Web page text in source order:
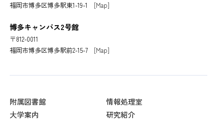
福岡市博多区博多駅東1-19-1 [Map]
博多キャンパス2号館
〒812-0011
福岡市博多区博多駅前2-15-7 [Map]
附属図書館
情報処理室
大学案内
研究紹介